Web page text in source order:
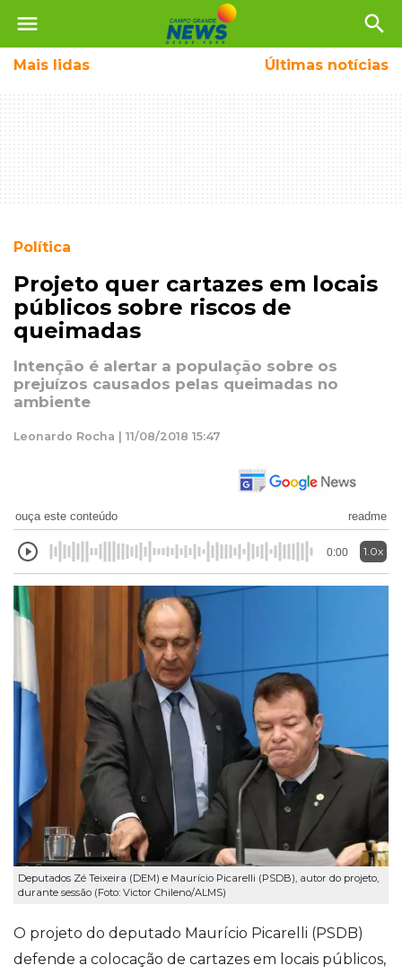
menu search
Mais lidas Últimas notícias
Política
Projeto quer cartazes em locais
públicos sobre riscos de
queimadas
Intenção é alertar a população sobre os
prejuízos causados pelas queimadas no
ambiente
Leonardo Rocha | 11/08/2018 15:47
ouça este conteúdo readme
0:00 1.0x
Deputados Zé Teixeira (DEM) e Maurício Picarelli (PSDB), autor do projeto,
durante sessão (Foto: Victor Chileno/ALMS)
O projeto do deputado Maurício Picarelli (PSDB)
defende a colocação de cartazes em locais públicos,